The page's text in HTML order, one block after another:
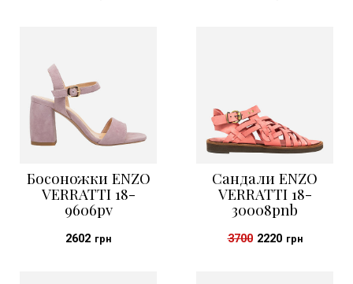
Босоножки ENZO
VERRATTI 18-
9606pv
2602 грн
Сандали ENZO
VERRATTI 18-
30008pnb
3700 2220 грн